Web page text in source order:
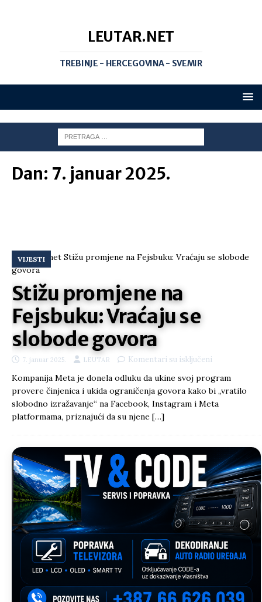
LEUTAR.NET
TREBINJE - HERCEGOVINA - SVEMIR
Dan: 7. januar 2025.
VIJESTI
Stižu promjene na
Fejsbuku: Vraćaju se
slobode govora
7. januar 2025. LEUTAR Komentari su isključeni
Kompanija Meta je donela odluku da ukine svoj program
provere činjenica i ukida ograničenja govora kako bi „vratilo
slobodno izražavanje“ na Facebook, Instagram i Meta
platformama, priznajući da su njene […]